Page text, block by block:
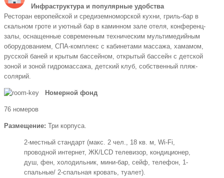
Инфраструктура и популярные удобства
Ресторан европейской и средиземноморской кухни, гриль-бар в
скальном гроте и уютный бар в каминном зале отеля, конференц-
залы, оснащенные современным техническим мультимедийным
оборудованием, СПА-комплекс с кабинетами массажа, хамамом,
русской баней и крытым бассейном, открытый бассейн с детской
зоной и зоной гидромассажа, детский клуб, собственный пляж-
солярий.
Номерной фонд
76 номеров
Размещение: Три корпуса.
2-местный стандарт (макс. 2 чел., 18 кв. м, Wi-Fi,
проводной интернет, ЖК/LCD телевизор, кондиционер,
душ, фен, холодильник, мини-бар, сейф, телефон, 1-
спальные/ 2-спальная кровать, туалет).